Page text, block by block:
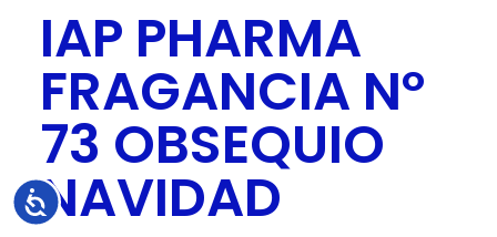
Accesibilidad
IAP PHARMA
FRAGANCIA Nº
73 OBSEQUIO
NAVIDAD